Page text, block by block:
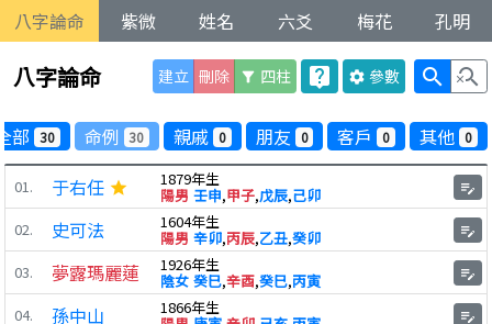
八字論命 紫微 姓名 六爻 梅花 孔明
八字論命 建立 刪除 filter_alt 四柱 live_help settings 參數 search search_off
部 30 命例 30 親戚 0 朋友 0 客戶 0 其他 0
01. 于右任 star 1879年生
陽男 己卯
,
戊辰
,
甲子
,
壬申 edit_note
02. 史可法 1604年生
陽男 癸卯
,
乙丑
,
丙辰
,
辛卯 edit_note
03. 夢露瑪麗蓮 1926年生
陰女 丙寅
,
癸巳
,
辛酉
,
癸巳 edit_note
04. 孫中山 1866年生 edit_note